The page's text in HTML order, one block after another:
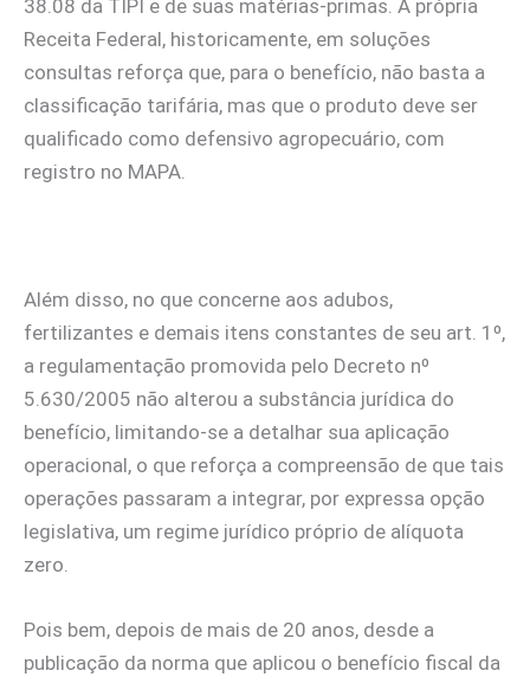
38.08 da TIPI e de suas matérias-primas. A própria
Receita Federal, historicamente, em soluções
consultas reforça que, para o benefício, não basta a
classificação tarifária, mas que o produto deve ser
qualificado como defensivo agropecuário, com
registro no MAPA.
Além disso, no que concerne aos adubos,
fertilizantes e demais itens constantes de seu art. 1º,
a regulamentação promovida pelo Decreto nº
5.630/2005 não alterou a substância jurídica do
benefício, limitando-se a detalhar sua aplicação
operacional, o que reforça a compreensão de que tais
operações passaram a integrar, por expressa opção
legislativa, um regime jurídico próprio de alíquota
zero.
Pois bem, depois de mais de 20 anos, desde a
publicação da norma que aplicou o benefício fiscal da